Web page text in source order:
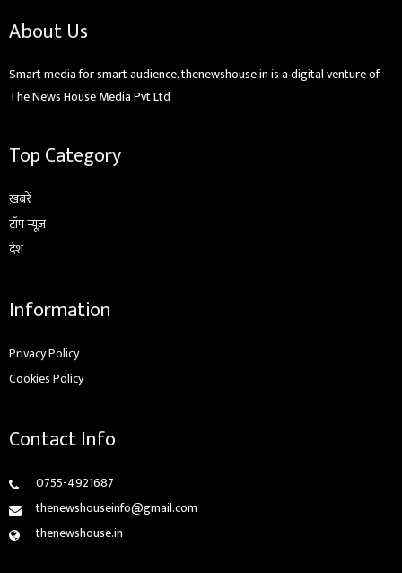
About Us
Smart media for smart audience. thenewshouse.in is a digital venture of
The News House Media Pvt Ltd
Top Category
ख़बरें
टॉप न्यूज़
देश
Information
Privacy Policy
Cookies Policy
Contact Info
0755-4921687
thenewshouseinfo@gmail.com
thenewshouse.in